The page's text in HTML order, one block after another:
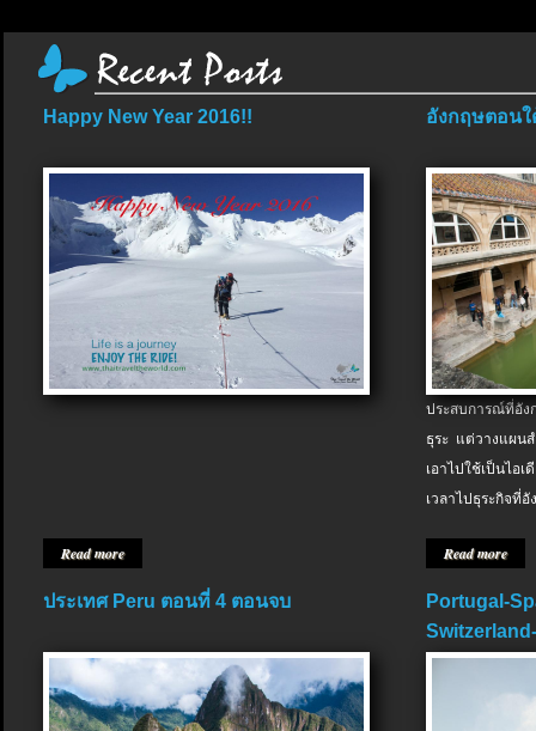
Happy New Year 2016!!
Read more
อังกฤษตอนใ
ประสบการณ์ที่อัง
ธุระ แต่วางแผน
เอาไปใช้เป็นไอ
เวลาไปธุระกิจที่อั
Read more
ประเทศ Peru ตอนที่ 4 ตอนจบ
Portugal-